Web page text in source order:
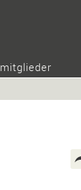
mitglieder